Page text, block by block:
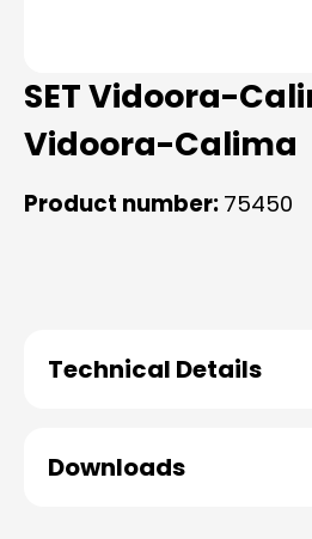
SET Vidoora-
Vidoora-Calima
Product number: 75450
Technical Details
Downloads